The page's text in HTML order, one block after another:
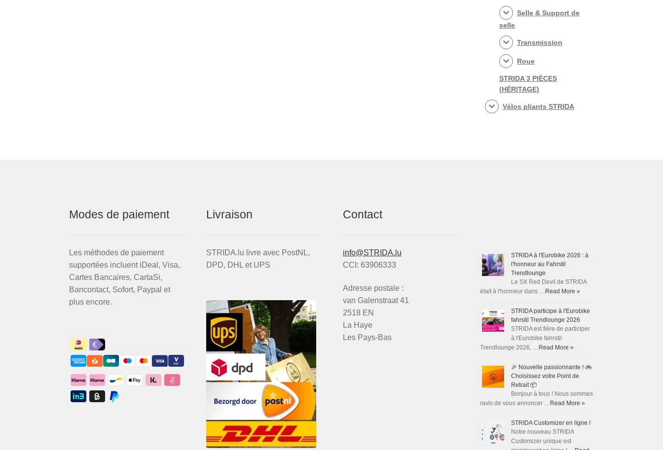
Selle & Support de
selle
Transmission
Roue
STRIDA 3 PIÈCES
(HÉRITAGE)
Vélos pliants STRIDA
Modes de paiement
Les méthodes de paiement
supportées incluent iDeal, Visa,
Cartes Bancaires, CartaSi,
Bancontact, Sofort, Paypal et
plus encore.
Livraison
STRIDA.lu livre avec PostNL,
DPD, DHL et UPS
Contact
info@STRIDA.lu
CCI: 63906333
Adresse postale :
van Galenstraat 41
2518 EN
La Haye
Les Pays-Bas
STRIDA à l'Eurobike 2026 : à
l'honneur au Fahrstil
Trendlounge
Le SX Red Devil de STRIDA
était à l'honneur dans … Read More »
STRIDA participe à l'Eurobike
fahrstil Trendlounge 2026
STRIDA est fière de participer
à l'Eurobike fahrstil
Trendlounge 2026, … Read More »
🎉 Nouvelle passionnante ! 🚲
Choisissez votre Point de
Retrait 📦
Bonjour à tous ! Nous sommes
ravis de vous annoncer … Read More »
STRIDA Customizer en ligne !
Notre nouveau STRIDA
Customizer unique est